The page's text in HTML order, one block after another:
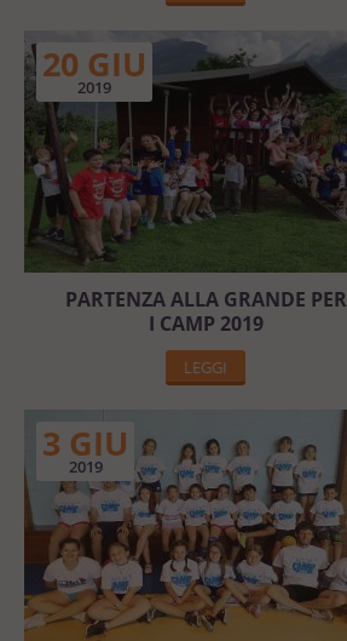
20 GIU
2019
PARTENZA ALLA GRANDE PER
I CAMP 2019
LEGGI
3 GIU
2019